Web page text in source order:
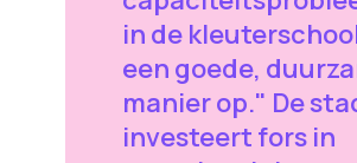
in de
een goede,
manier op." De
investeert fors in